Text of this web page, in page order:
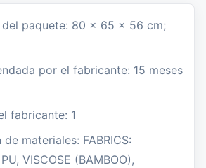
del paquete: 80 x 65 x 56 cm;
por el fabricante: 15 meses
fabricante: 1
materiales: FABRICS:
VISCOSE (BAMBOO),